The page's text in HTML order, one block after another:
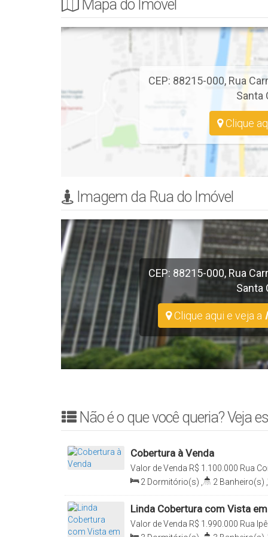
📐Área Privativa de 97,00m2,
🎉🍹 Edifício com elevador.
Mapa do Imóvel
CEP: 88215-000, Rua
Santa
Clique
Imagem da Rua do Imóvel
CEP: 88215-000, Rua
Santa
Clique aqui e veja a
Não é o que você queria? Veja
Cobertura à Venda
R$ 1.100.000
Valor de Venda
Rua
Grande, Bombinhas, Santa
2 Dormitório(s) 2 Banheiro(s)
Linda Cobertura com Vista
R$ 1.990.000
Valor de Venda
Rua
Grande, Bombinhas, Santa